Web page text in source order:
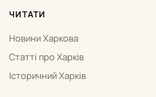
ЧИТАТИ
Новини Харкова
Статті про Харків
Історичний Харків